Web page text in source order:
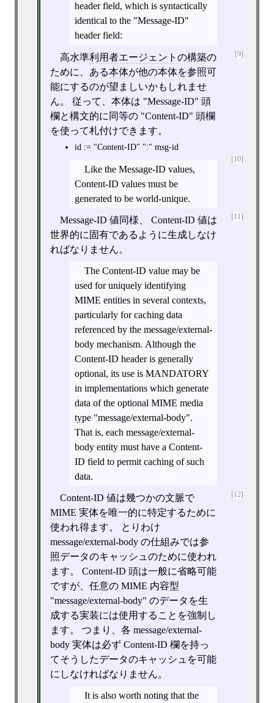
header field, which is syntactically
identical to the "Message-ID"
header field:
[9]
高水準利用者エージェント の構築の
ために、ある本体が他の本体を参照可
能にするのが望ましいかもしれませ
ん。 従って、本体は "Message-ID" 頭
欄と構文的に同等の "Content-ID" 頭欄
を使って札付けできます。
[10]
id := "Content-ID" ":" msg-id
Like the Message-ID values,
Content-ID values must be
generated to be world-unique.
[11]
Message-ID 値同様、 Content-ID 値は
世界的に固有であるように生成しなけ
ればなりません。
The Content-ID value may be
used for uniquely identifying
MIME entities in several contexts,
particularly for caching data
referenced by the message/external-
body mechanism. Although the
Content-ID header is generally
optional, its use is MANDATORY
in implementations which generate
data of the optional MIME media
type "message/external-body".
That is, each message/external-
body entity must have a Content-
ID field to permit caching of such
data.
[12]
Content-ID 値は幾つかの文脈で
MIME 実体を唯一的に特定するために
使われ得ます。 とりわけ
message/external-body の仕組みでは参
照データのキャッシュのために使われ
ます。 Content-ID 頭は一般に省略可能
ですが、任意の MIME 内容型
"message/external-body" のデータを生
成する実装には使用することを強制し
ます。 つまり、各 message/external-
body 実体は必ず Content-ID 欄を持っ
てそうしたデータのキャッシュを可能
にしなければなりません。
It is also worth noting that the